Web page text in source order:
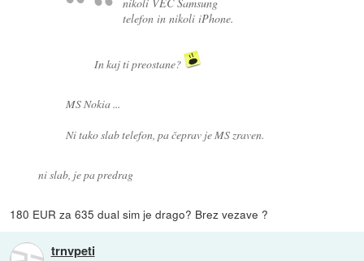
telefon in nikoli iPhone.
In kaj ti preostane?
MS Nokia ...
Ni tako slab telefon, pa čeprav je MS zraven.
ni slab, je pa predrag
180 EUR za 635 dual sim je drago? Brez vezave ?
trnvpeti